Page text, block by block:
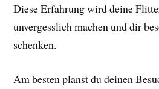
Diese Erfahrung wird deine
unvergesslich machen und dir
schenken.
Am besten planst du deinen